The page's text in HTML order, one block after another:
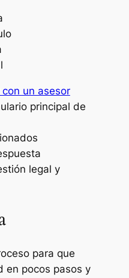
un asesor
principal de
legal y
para que
en pocos pasos y